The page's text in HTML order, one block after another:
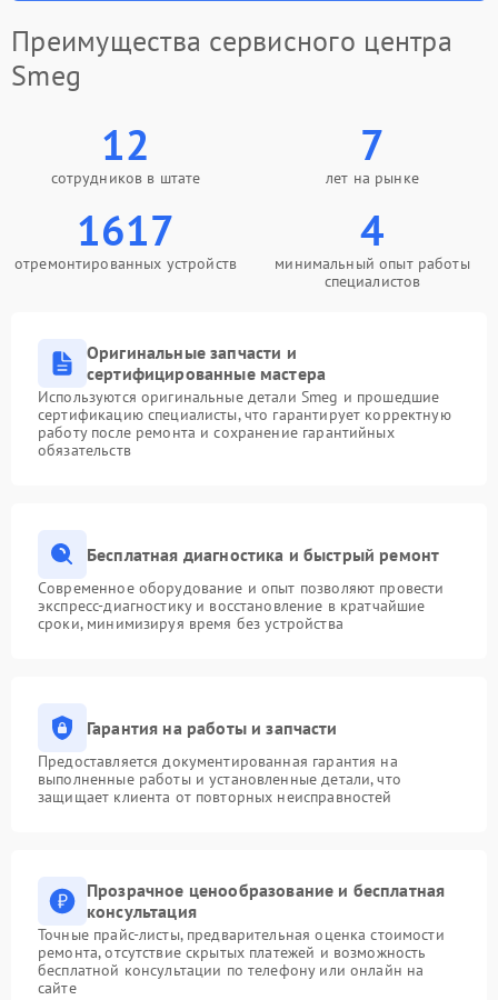
Преимущества сервисного центра
Smeg
12
сотрудников в штате
7
лет на рынке
1617
отремонтированных устройств
4
минимальный опыт работы
специалистов
Оригинальные запчасти и
сертифицированные мастера
Используются оригинальные детали Smeg и прошедшие
сертификацию специалисты, что гарантирует корректную
работу после ремонта и сохранение гарантийных
обязательств
Бесплатная диагностика и быстрый ремонт
Современное оборудование и опыт позволяют провести
экспресс-диагностику и восстановление в кратчайшие
сроки, минимизируя время без устройства
Гарантия на работы и запчасти
Предоставляется документированная гарантия на
выполненные работы и установленные детали, что
защищает клиента от повторных неисправностей
Прозрачное ценообразование и бесплатная
консультация
Точные прайс-листы, предварительная оценка стоимости
ремонта, отсутствие скрытых платежей и возможность
бесплатной консультации по телефону или онлайн на
сайте